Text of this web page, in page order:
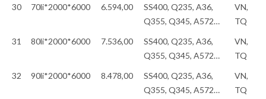
30
70li*2000*6000 6.594,00
SS400, Q235, A36,
Q355, Q345, A572…
VN,
TQ
31
80li*2000*6000 7.536,00
SS400, Q235, A36,
Q355, Q345, A572…
VN,
TQ
32
90li*2000*6000 8.478,00
SS400, Q235, A36,
Q355, Q345, A572…
VN,
TQ